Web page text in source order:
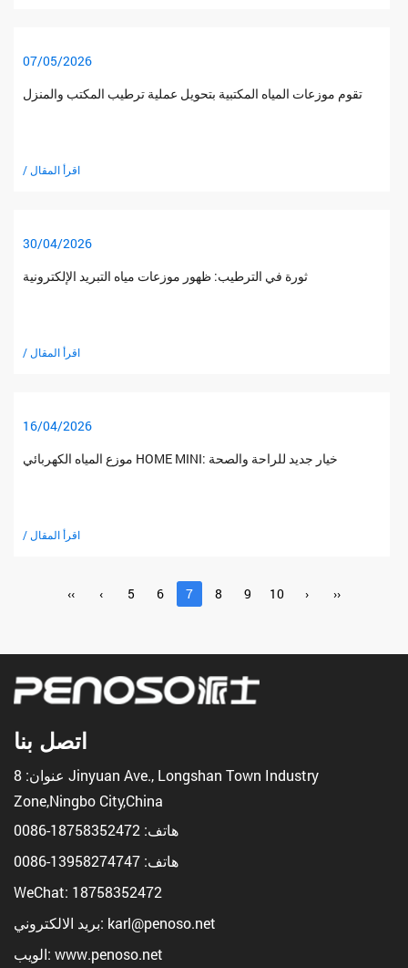
07/05/2026
تقوم موزعات المياه المكتبية بتحويل عملية ترطيب المكتب والمنزل
/ اقرأ المقال
30/04/2026
ثورة في الترطيب: ظهور موزعات مياه التبريد الإلكترونية
/ اقرأ المقال
16/04/2026
موزع المياه الكهربائي HOME MINI: خيار جديد للراحة والصحة
/ اقرأ المقال
‹‹ ‹ 5 6 7 8 9 10 › ››
اتصل بنا
عنوان: 8 Jinyuan Ave., Longshan Town Industry
Zone,Ningbo City,China
هاتف: 18758352472-0086
هاتف: 13958274747-0086
WeChat: 18758352472
بريد الالكتروني: karl@penoso.net
الويب: www.penoso.net